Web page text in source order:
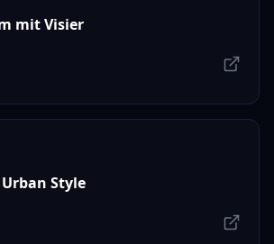
mit Visier
Style